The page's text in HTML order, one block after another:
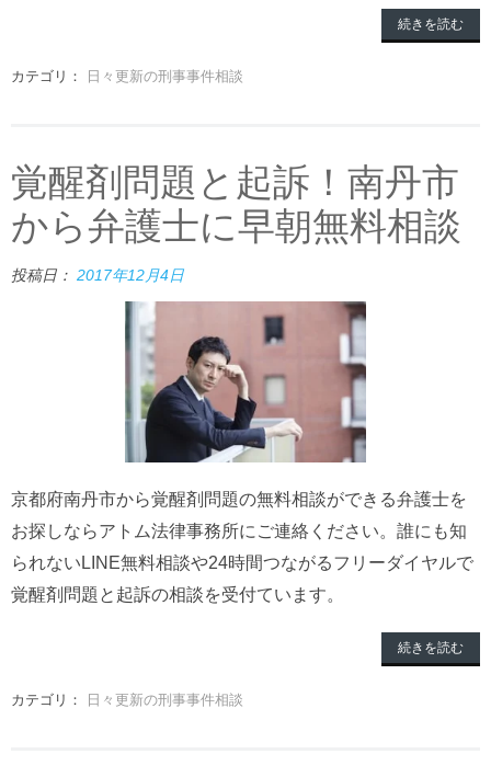
続きを読む
カテゴリ： 日々更新の刑事事件相談
覚醒剤問題と起訴！南丹市
から弁護士に早朝無料相談
投稿日： 2017年12月4日
京都府南丹市から覚醒剤問題の無料相談ができる弁護士を
お探しならアトム法律事務所にご連絡ください。誰にも知
られないLINE無料相談や24時間つながるフリーダイヤルで
覚醒剤問題と起訴の相談を受付ています。
続きを読む
カテゴリ： 日々更新の刑事事件相談